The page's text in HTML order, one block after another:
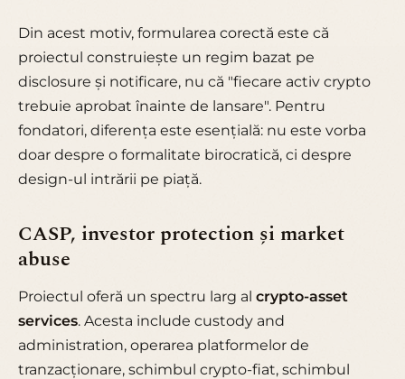
Din acest motiv, formularea corectă este că
proiectul construiește un regim bazat pe
disclosure și notificare, nu că "fiecare activ crypto
trebuie aprobat înainte de lansare". Pentru
fondatori, diferența este esențială: nu este vorba
doar despre o formalitate birocratică, ci despre
design-ul intrării pe piață.
CASP, investor protection și market
abuse
Proiectul oferă un spectru larg al crypto-asset
services. Acesta include custody and
administration, operarea platformelor de
tranzacționare, schimbul crypto-fiat, schimbul